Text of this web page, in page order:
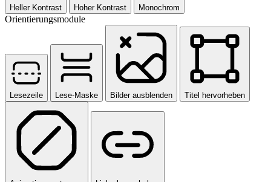
Heller Kontrast Hoher Kontrast Monochrom
Orientierungsmodule
Lesezeile Lese-Maske Bilder ausblenden Titel hervorheben